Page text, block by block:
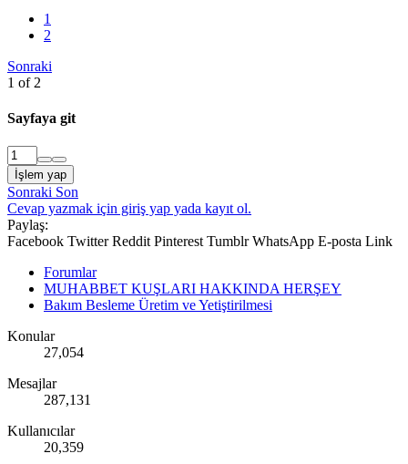
1
2
Sonraki
1 of 2
Sayfaya git
İşlem yap
Sonraki Son
Cevap yazmak için giriş yap yada kayıt ol.
Paylaş:
Facebook Twitter Reddit Pinterest Tumblr WhatsApp E-posta Link
Forumlar
MUHABBET KUŞLARI HAKKINDA HERŞEY
Bakım Besleme Üretim ve Yetiştirilmesi
Konular
27,054
Mesajlar
287,131
Kullanıcılar
20,359